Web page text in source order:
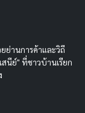
ย่านการค้าและวิถี
นีย์" ที่ชาวบ้านเรียก